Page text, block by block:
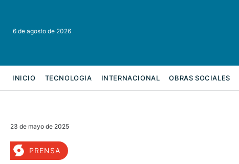
6 de agosto de 2026
INICIO TECNOLOGIA INTERNACIONAL OBRAS SOCIALES
23 de mayo de 2025
PRENSA